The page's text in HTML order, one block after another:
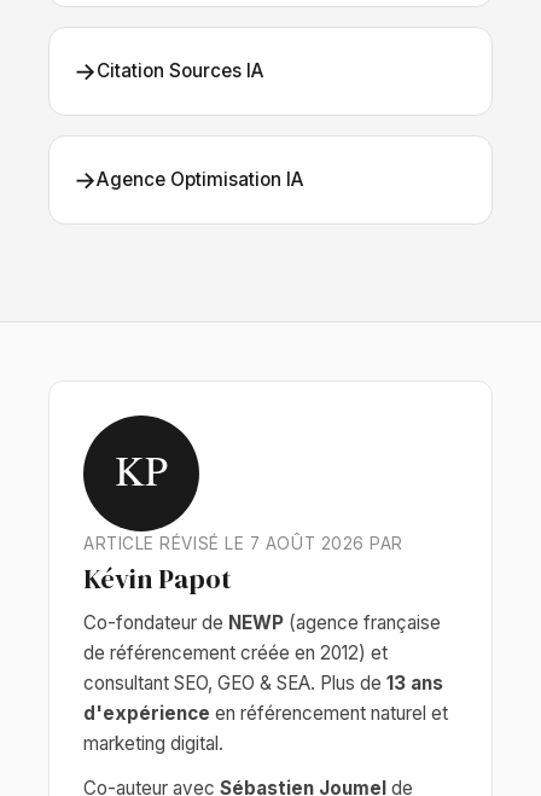
→Citation Sources IA
→Agence Optimisation IA
KP
ARTICLE RÉVISÉ LE 7 AOÛT 2026 PAR
Kévin Papot
Co-fondateur de NEWP (agence française
de référencement créée en 2012) et
consultant SEO, GEO & SEA. Plus de 13 ans
d'expérience en référencement naturel et
marketing digital.
Co-auteur avec Sébastien Joumel de